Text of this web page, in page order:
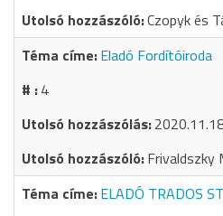
Czopyk és
Eladó Fordítóiroda
4
Frivaldszky
ELADÓ TRADOS